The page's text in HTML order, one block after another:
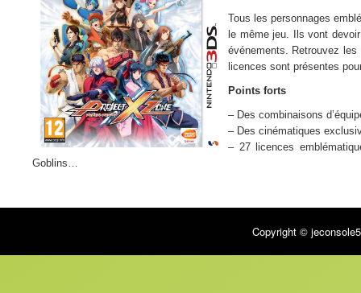
Tous les personnages
le même jeu. Ils vont
événements. Retrouvez
licences sont présentes
Points forts
– Des combinaisons
– Des cinématiques
– 27 licences
Goblins…
« Une patate visuelle de fou » –Gamekult
Copyright ©